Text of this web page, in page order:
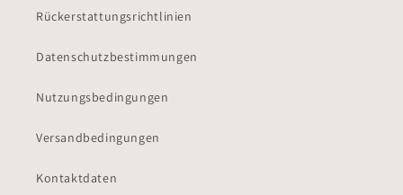
Rückerstattungsrichtlinien
Datenschutzbestimmungen
Nutzungsbedingungen
Versandbedingungen
Kontaktdaten